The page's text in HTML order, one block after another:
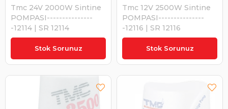
Stok Sorunuz
Tmc 24V 2000W Sintine
POMPASI---------------
-12114 | SR 12114
₺3.029,70 Stok Sorunuz
Tmc 12V 2500W Sintine
POMPASI---------------
-12116 | SR 12116
₺4.556,47